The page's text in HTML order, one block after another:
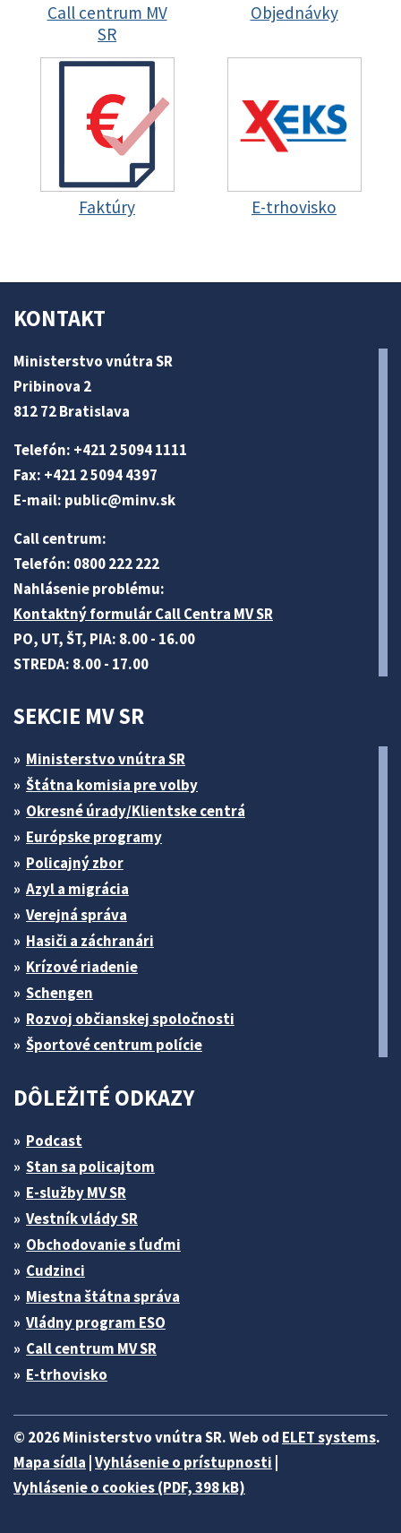
Call centrum MV
SR
Objednávky
Faktúry E-trhovisko
KONTAKT
Ministerstvo vnútra SR
Pribinova 2
812 72 Bratislava
Telefón: +421 2 5094 1111
Fax: +421 2 5094 4397
E-mail: public@minv.sk
Call centrum:
Telefón: 0800 222 222
Nahlásenie problému:
Kontaktný formulár Call Centra MV SR
PO, UT, ŠT, PIA: 8.00 - 16.00
STREDA: 8.00 - 17.00
SEKCIE MV SR
Ministerstvo vnútra SR
Štátna komisia pre volby
Okresné úrady/Klientske centrá
Európske programy
Policajný zbor
Azyl a migrácia
Verejná správa
Hasiči a záchranári
Krízové riadenie
Schengen
Rozvoj občianskej spoločnosti
Športové centrum polície
DÔLEŽITÉ ODKAZY
Podcast
Stan sa policajtom
E-služby MV SR
Vestník vlády SR
Obchodovanie s ľuďmi
Cudzinci
Miestna štátna správa
Vládny program ESO
Call centrum MV SR
E-trhovisko
© 2026 Ministerstvo vnútra SR. Web od ELET systems.
Mapa sídla Vyhlásenie o prístupnosti
Vyhlásenie o cookies (PDF, 398 kB)